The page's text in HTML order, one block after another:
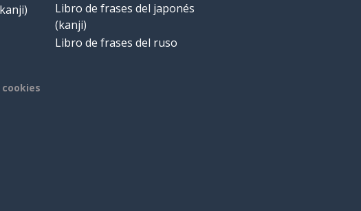
Libro de frases del japonés
(kanji)
Libro de frases del ruso